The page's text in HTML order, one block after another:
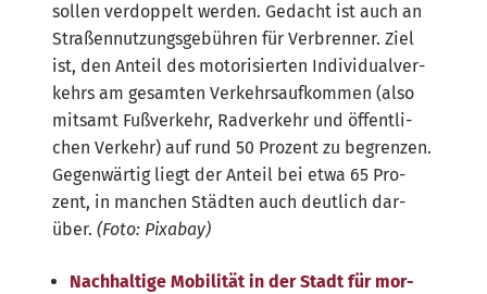
sol­len ver­dop­pelt wer­den. Gedacht ist auch an
Stra­ßen­nut­zungs­ge­büh­ren für Ver­bren­ner. Ziel
ist, den Anteil des moto­ri­sier­ten Indi­vi­du­al­ver­
kehrs am gesam­ten Ver­kehrs­auf­kom­men (also
mit­samt Fuß­ver­kehr, Rad­ver­kehr und öffent­li­
chen Ver­kehr) auf rund 50 Pro­zent zu begren­zen.
Gegen­wär­tig liegt der Anteil bei etwa 65 Pro­
zent, in man­chen Städ­ten auch deut­lich dar­
über. (Foto: Pix­a­bay)
Nach­hal­ti­ge Mobi­li­tät in der Stadt für mor­